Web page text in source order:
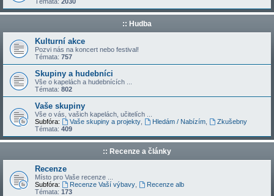
:: Hudba
Kulturní akce
Pozvi nás na koncert nebo festival!
Témata: 757
Skupiny a hudebníci
Vše o kapelách a hudebnících ...
Témata: 802
Vaše skupiny
Vše o vás, vašich kapelách, učitelích ...
Subfóra:
Vaše skupiny a projekty, Hledám / Nabízím,
Zkušebny
Témata: 409
:: Recenze a články
Recenze
Místo pro Vaše recenze ...
Subfóra:
Recenze Vaší výbavy,
Recenze alb
Témata: 173